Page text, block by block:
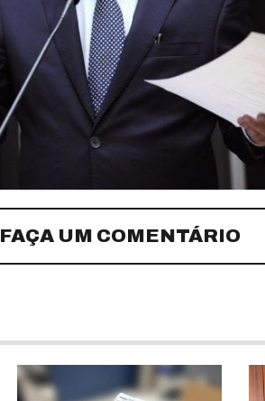
FAÇA UM COMENTÁRIO